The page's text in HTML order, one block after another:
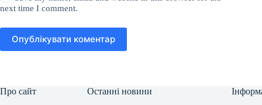
next time I comment.
Опублікувати коментар
Про сайт Останні новини